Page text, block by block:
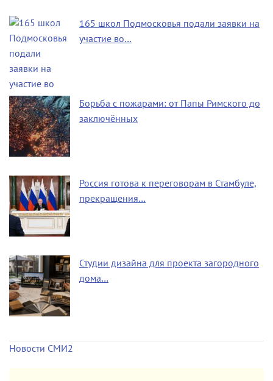
165 школ Подмосковья подали заявки на
участие во…
Борьба с пожарами: от Папы Римского до
заключённых
Россия готова к переговорам в Стамбуле,
прекращения…
Студии дизайна для проекта загородного
дома…
Новости СМИ2